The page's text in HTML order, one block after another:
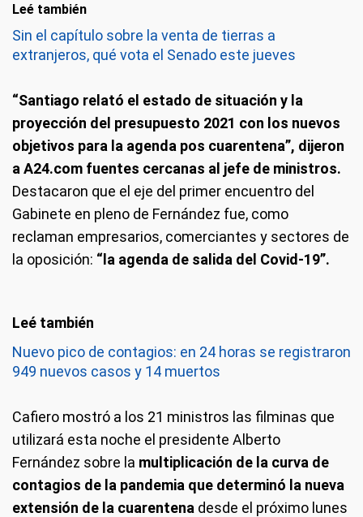
Leé también
Sin el capítulo sobre la venta de tierras a
extranjeros, qué vota el Senado este jueves
“Santiago relató el estado de situación y la
proyección del presupuesto 2021 con los nuevos
objetivos para la agenda pos cuarentena”, dijeron
a A24.com fuentes cercanas al jefe de ministros.
Destacaron que el eje del primer encuentro del
Gabinete en pleno de Fernández fue, como
reclaman empresarios, comerciantes y sectores de
la oposición: “la agenda de salida del Covid-19”.
Nuevo pico de contagios: en 24 horas se registraron
949 nuevos casos y 14 muertos
Cafiero mostró a los 21 ministros las filminas que
utilizará esta noche el presidente Alberto
Fernández sobre la multiplicación de la curva de
contagios de la pandemia que determinó la nueva
extensión de la cuarentena desde el próximo lunes